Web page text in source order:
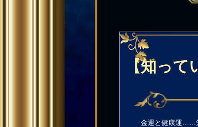
【知っ
金運と健康運……